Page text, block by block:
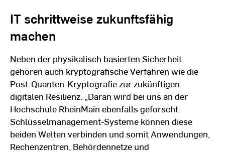
IT schrittweise zukunftsfähig
machen
Neben der physikalisch basierten Sicherheit
gehören auch kryptografische Verfahren wie die
Post-Quanten-Kryptografie zur zukünftigen
digitalen Resilienz. „Daran wird bei uns an der
Hochschule RheinMain ebenfalls geforscht.
Schlüsselmanagement-Systeme können diese
beiden Welten verbinden und somit Anwendungen,
Rechenzentren, Behördennetze und